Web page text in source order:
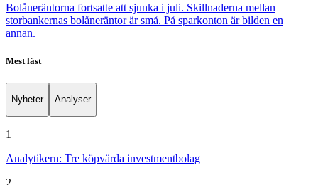
Bolåneräntorna fortsatte att sjunka i juli. Skillnaderna mellan
storbankernas bolåneräntor är små. På sparkonton är bilden en
annan.
Mest läst
Nyheter Analyser
1
Analytikern: Tre köpvärda investmentbolag
2